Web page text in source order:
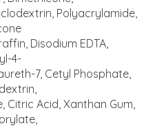
Polyacrylamide,
Disodium EDTA,
4-
7, Cetyl Phosphate,
Acid, Xanthan Gum,